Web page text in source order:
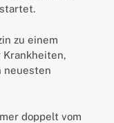
zu einem
neuesten
doppelt vom